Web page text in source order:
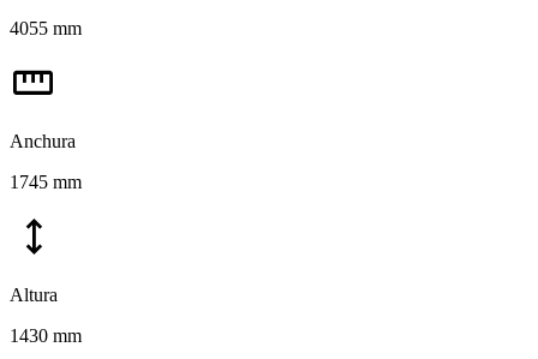
4055 mm
straighten
Anchura
1745 mm
height
Altura
1430 mm